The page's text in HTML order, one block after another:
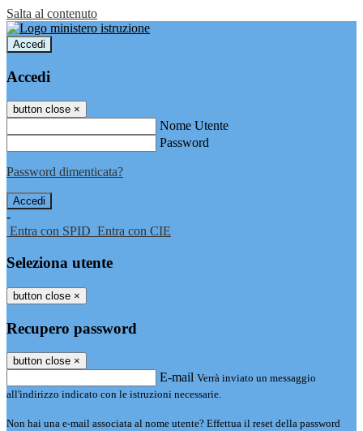
Salta al contenuto
Accedi
Accedi
button close ×
Nome Utente
Password
Password dimenticata?
-
Entra con SPID Entra con CIE
Seleziona utente
button close ×
Recupero password
button close ×
E-mail Verrà inviato un messaggio
all'indirizzo indicato con le istruzioni necessarie.
Non hai una e-mail associata al nome utente? Effettua il reset della password